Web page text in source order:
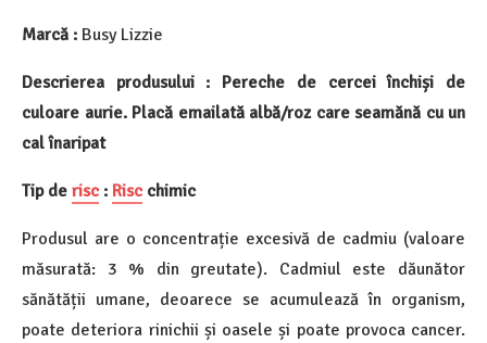
Marcă : Busy Lizzie
Descrierea produsului : Pereche de cercei închiși de
culoare aurie. Placă emailată albă/roz care seamănă cu un
cal înaripat
Tip de risc : Risc chimic
Produsul are o concentrație excesivă de cadmiu (valoare
măsurată: 3 % din greutate). Cadmiul este dăunător
sănătății umane, deoarece se acumulează în organism,
poate deteriora rinichii și oasele și poate provoca cancer.